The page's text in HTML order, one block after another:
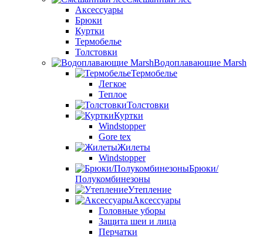
Аксессуары
Брюки
Куртки
Термобелье
Толстовки
Водоплавающие Marsh
Термобелье
Легкое
Теплое
Толстовки
Куртки
Windstopper
Gore tex
Жилеты
Windstopper
Брюки/
Полукомбинезоны
Утепление
Аксессуары
Головные уборы
Защита шеи и лица
Перчатки